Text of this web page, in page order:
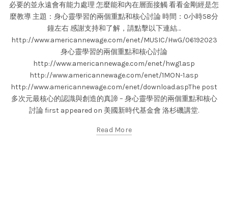
必要的並永遠會有能力處理 怎麼能和內在層面接觸 看看金剛經是怎
麼教導 主題：身心靈學習的兩個重點和核心討論 時間：0小時58分
鐘左右 感謝支持和了解，請點擊以下連結…
http://www.americannewage.com/enet/MUSIC/HwG/06192023
身心靈學習的兩個重點和核心討論
http://www.americannewage.com/enet/hwg1.asp
http://www.americannewage.com/enet/1MON-1.asp
http://www.americannewage.com/enet/download.aspThe post
多次元最核心的認識與創造的真諦 – 身心靈學習的兩個重點和核心
討論 first appeared on 美國新時代基金會 洛杉磯講堂.
Read More